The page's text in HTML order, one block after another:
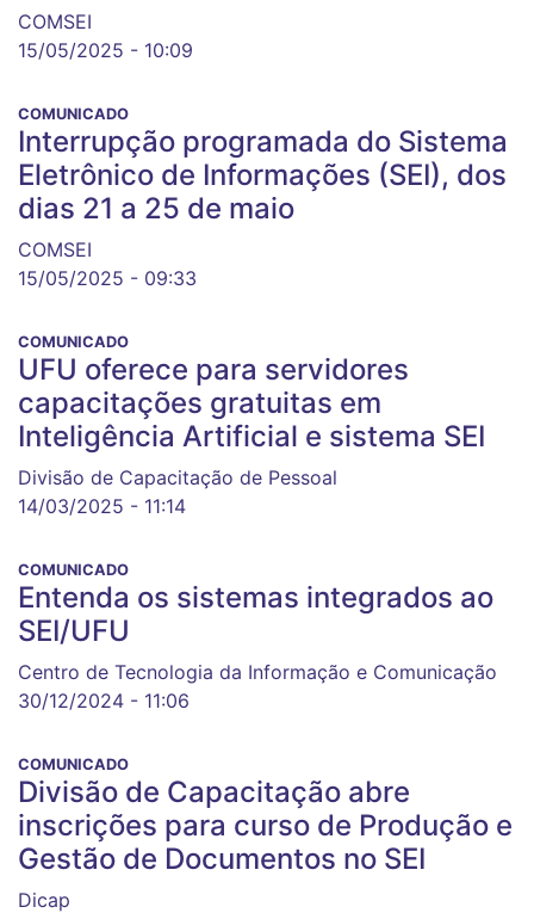
COMSEI
15/05/2025 - 10:09
COMUNICADO
Interrupção programada do Sistema
Eletrônico de Informações (SEI), dos
dias 21 a 25 de maio
COMSEI
15/05/2025 - 09:33
COMUNICADO
UFU oferece para servidores
capacitações gratuitas em
Inteligência Artificial e sistema SEI
Divisão de Capacitação de Pessoal
14/03/2025 - 11:14
COMUNICADO
Entenda os sistemas integrados ao
SEI/UFU
Centro de Tecnologia da Informação e Comunicação
30/12/2024 - 11:06
COMUNICADO
Divisão de Capacitação abre
inscrições para curso de Produção e
Gestão de Documentos no SEI
Dicap